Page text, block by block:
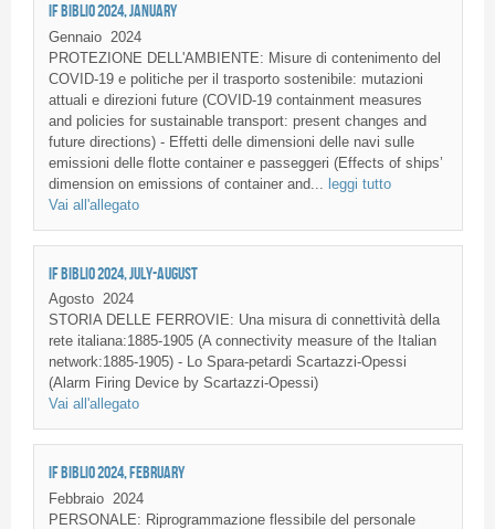
IF BIBLIO 2024, JANUARY
Gennaio
2024
PROTEZIONE DELL'AMBIENTE: Misure di contenimento del
COVID-19 e politiche per il trasporto sostenibile: mutazioni
attuali e direzioni future (COVID-19 containment measures
and policies for sustainable transport: present changes and
future directions) - Effetti delle dimensioni delle navi sulle
emissioni delle flotte container e passeggeri (Effects of ships’
dimension on emissions of container and...
leggi tutto
Vai all'allegato
IF BIBLIO 2024, JULY-AUGUST
Agosto 2024
STORIA DELLE FERROVIE: Una misura di connettività della
rete italiana:1885-1905 (A connectivity measure of the Italian
network:1885-1905) - Lo Spara-petardi Scartazzi-Opessi
(Alarm Firing Device by Scartazzi-Opessi)
Vai all'allegato
IF BIBLIO 2024, FEBRUARY
Febbraio
2024
PERSONALE: Riprogrammazione flessibile del personale